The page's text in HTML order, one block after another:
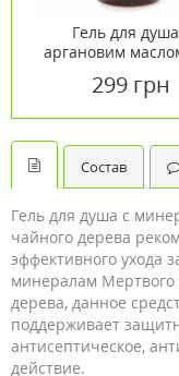
Гель для
аргановим
299 грн
Состав
Гель для душа с
чайного дерева
эффективного ухода
минералам
дерева, данное
поддерживает
антисептическое,
действие.